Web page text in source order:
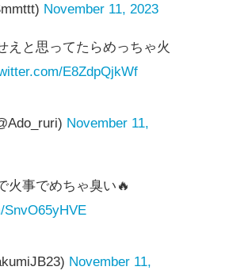
November 11, 2023
えと思ってたらめっちゃ火
E8ZdpQjkWf
November 11,
火事でめちゃ臭い🔥
November 11,